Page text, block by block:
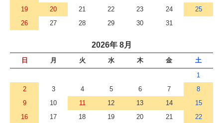
19
20 21 22 23 24
25
26
27 28 29 30 31
2026年 8月
日 月 火 水 木 金
土
1
2
3 4 5 6 7
8
9
10 11 12 13 14
15
16
17 18 19 20 21
22